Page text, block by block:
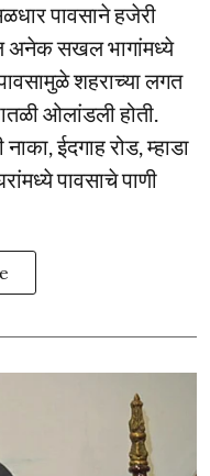
पावसाने हजेरी
अनेक सखल भागांमध्ये
शहराच्या लगत
ओलांडली होती.
ईदगाह रोड, म्हाडा
पावसाचे पाणी